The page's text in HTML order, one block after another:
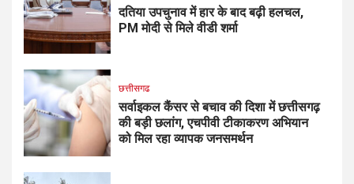
दतिया उपचुनाव में हार के बाद बढ़ी हलचल,
PM मोदी से मिले वीडी शर्मा
छत्तीसगढ
सर्वाइकल कैंसर से बचाव की दिशा में छत्तीसगढ़
की बड़ी छलांग, एचपीवी टीकाकरण अभियान
को मिल रहा व्यापक जनसमर्थन